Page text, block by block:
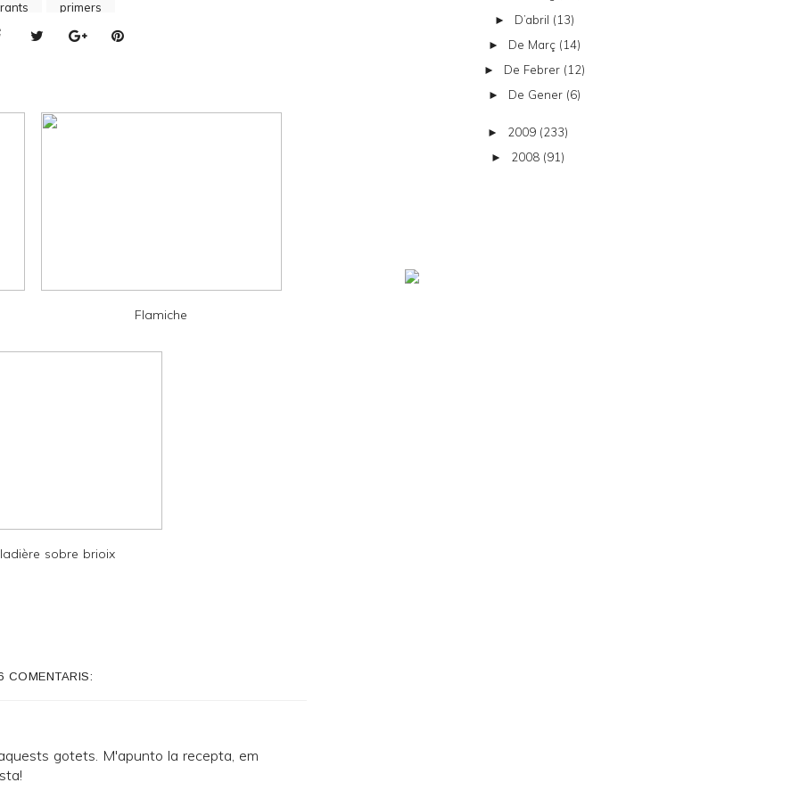
primers
Flamiche
sobre brioix
COMENTARIS:
gotets. M'apunto la recepta, em
► D’abril (13)
► De Març (14)
► De Febrer (12)
► De Gener (6)
► 2009 (233)
► 2008 (91)